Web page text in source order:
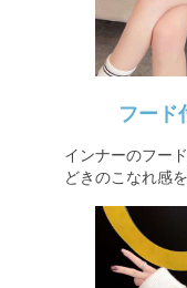
フード
インナーのフー
どきのこなれ感